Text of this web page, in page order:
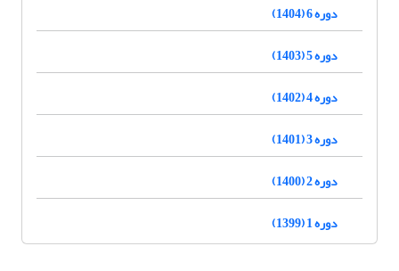
دوره 6 (1404)
دوره 5 (1403)
دوره 4 (1402)
دوره 3 (1401)
دوره 2 (1400)
دوره 1 (1399)